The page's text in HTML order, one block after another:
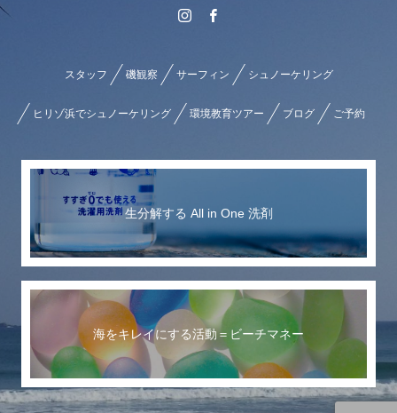
スタッフ 磯観察 サーフィン シュノーケリング
ヒリゾ浜でシュノーケリング 環境教育ツアー ブログ ご予約
生分解する All in One 洗剤
海をキレイにする活動＝ビーチマネー